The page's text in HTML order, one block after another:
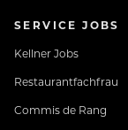
SERVICE JOBS
Kellner Jobs
Restaurantfachfrau
Commis de Rang